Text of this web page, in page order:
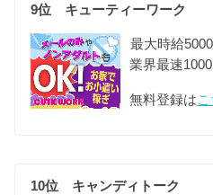
9位 キューティーワーク
最大時給
業界最速
無料登録は
10位 キャンディトーク